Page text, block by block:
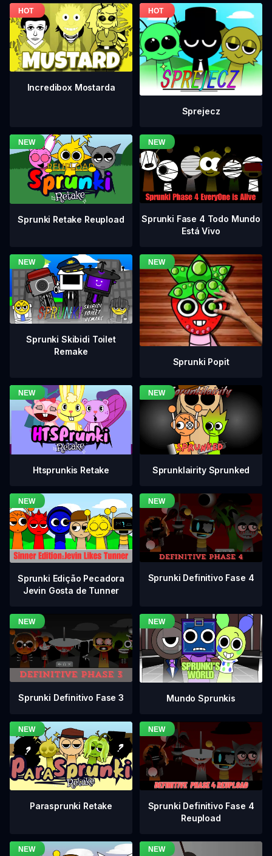
Incredibox Mostarda
Sprejecz
Sprunki Retake Reupload
Sprunki Fase 4 Todo Mundo
Está Vivo
Sprunki Skibidi Toilet
Remake
Sprunki Popit
Htsprunkis Retake Sprunklairity Sprunked
Sprunki Edição Pecadora
Jevin Gosta de Tunner
Sprunki Definitivo Fase 4
Sprunki Definitivo Fase 3 Mundo Sprunkis
Parasprunki Retake
Sprunki Definitivo Fase 4
Reupload